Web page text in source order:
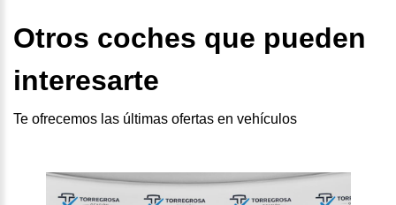
Otros coches que pueden
interesarte
Te ofrecemos las últimas ofertas en vehículos